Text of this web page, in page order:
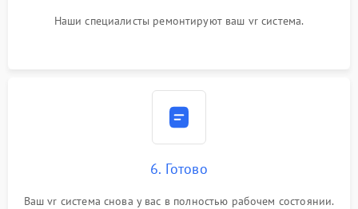
Наши специалисты ремонтируют ваш vr система.
6. Готово
Ваш vr система снова у вас в полностью рабочем состоянии.